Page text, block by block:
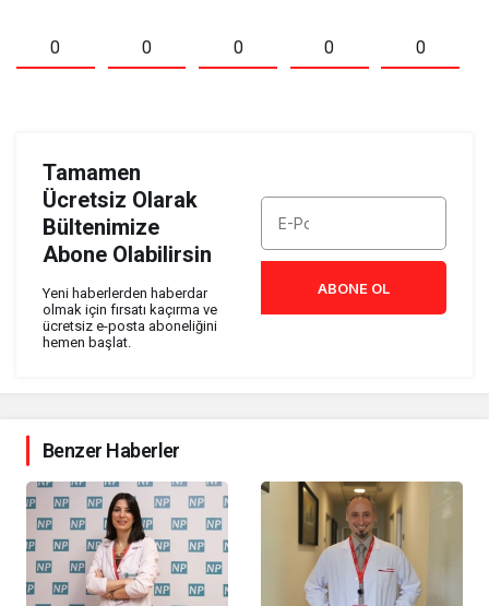
0 0 0 0 0
Tamamen
Ücretsiz Olarak
Bültenimize
Abone Olabilirsin
Yeni haberlerden haberdar
olmak için fırsatı kaçırma ve
ücretsiz e-posta aboneliğini
hemen başlat.
ABONE OL
Benzer Haberler